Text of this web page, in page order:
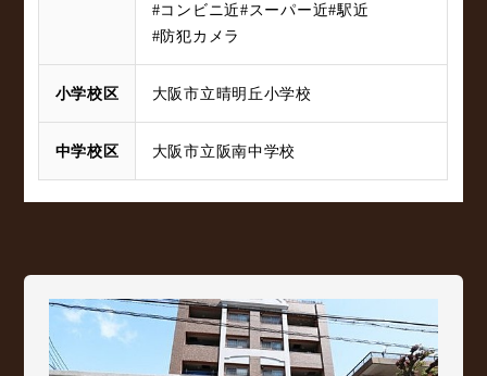
#コンビニ近#スーパー近#駅近
#防犯カメラ
小学校区 大阪市立晴明丘小学校
中学校区 大阪市立阪南中学校